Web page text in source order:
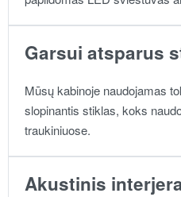
Garsui atsparus
Mūsų kabinoje naudojamas
slopinantis stiklas, koks
traukiniuose.
Akustinis